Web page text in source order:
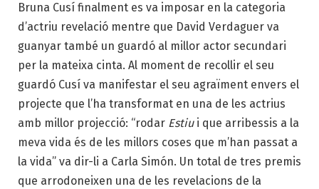
Bruna Cusí finalment es va imposar en la categoria
d’actriu revelació mentre que David Verdaguer va
guanyar també un guardó al millor actor secundari
per la mateixa cinta. Al moment de recollir el seu
guardó Cusí va manifestar el seu agraïment envers el
projecte que l’ha transformat en una de les actrius
amb millor projecció: “rodar Estiui que arribessis a la
meva vida és de les millors coses que m’han passat a
la vida” va dir-li a Carla Simón. Un total de tres premis
que arrodoneixen una de les revelacions de la